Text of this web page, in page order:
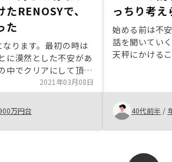
RENOSYで、
た
ります。最初の時は
に漠然とした不安があ
中でクリアにして頂け
る回答も明確かつスピ
。 紹介して頂
分が一人暮らしする
と思えるもので購入を
決めた後の流れが初め
2021年03月08日
万円台
っちり考え
始める前は不
話を聞いてい
天秤にかける
かり考えるこ
た。
40代前半 /